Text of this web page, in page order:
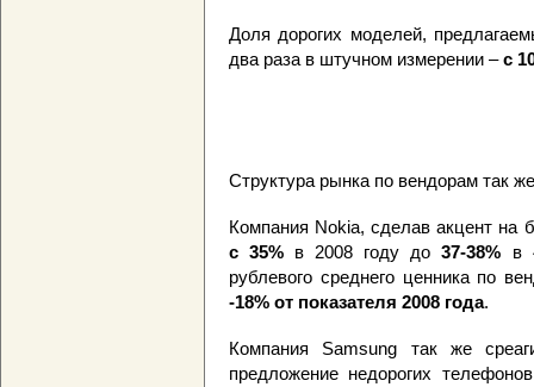
Доля дорогих моделей,
два раза в штучном измерении –с
Структура рынка по вендорам так
Компания Nokia, сделав акцент на
с 35% в 2008 году до37-38% в
рублевого среднего ценника по
-18% от показателя 2008 года.
Компания Samsung так же
предложение недорогих